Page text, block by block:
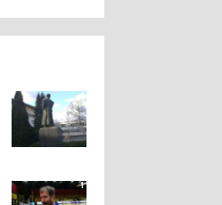
4
1